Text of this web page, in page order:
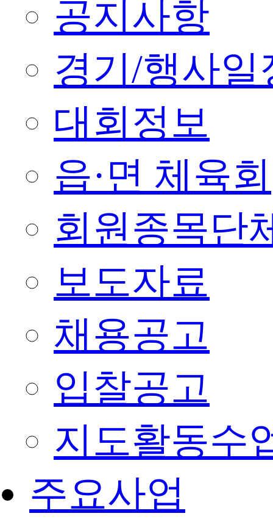
공지사항
경기/행사일
대회정보
읍·면 체육회
회원종목단
보도자료
채용공고
입찰공고
지도활동수
주요사업